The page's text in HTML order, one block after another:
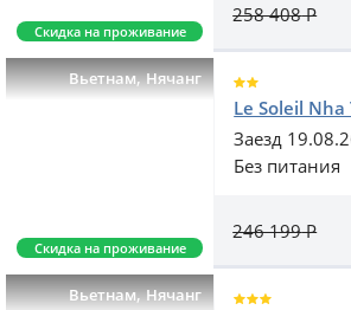
Скидка на проживание
258 408Р
Вьетнам,Нячанг
Скидка на проживание
Le Soleil
Заезд
Без питания
246 199Р
Вьетнам,Нячанг